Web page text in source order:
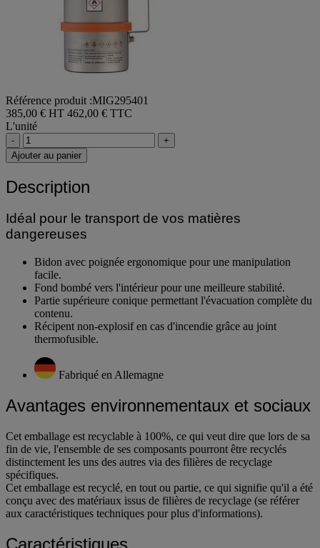
Référence produit :MIG295401
385,00 € HT 462,00 € TTC
L'unité
-
+
Ajouter au panier
Description
Idéal pour le transport de vos matières
dangereuses
Bidon avec poignée ergonomique pour une manipulation
facile.
Fond bombé vers l'intérieur pour une meilleure stabilité.
Partie supérieure conique permettant l'évacuation complète du
contenu.
Récipent non-explosif en cas d'incendie grâce au joint
thermofusible.
Fabriqué en Allemagne
Avantages environnementaux et sociaux
Cet emballage est recyclable à 100%, ce qui veut dire que lors de sa
fin de vie, l'ensemble de ses composants pourront être recyclés
distinctement les uns des autres via des filières de recyclage
spécifiques.
Cet emballage est recyclé, en tout ou partie, ce qui signifie qu'il a été
conçu avec des matériaux issus de filières de recyclage (se référer
aux caractéristiques techniques pour plus d'informations).
Caractéristiques